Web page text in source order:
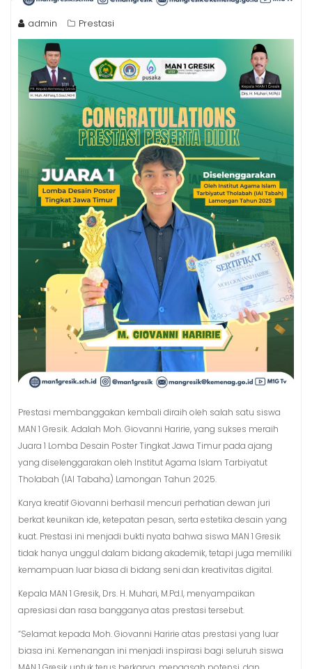
admin Prestasi
Prestasi membanggakan kembali diraih oleh salah satu siswa
MAN 1 Gresik. Adalah Moh. Giovanni Haririe, yang sukses meraih
Juara 1 Lomba Desain Poster Tingkat Jawa Timur pada ajang
yang diselenggarakan oleh Institut Agama Islam Tarbiyatut
Tholabah (IAI Tabaha) Lamongan Tahun 2025.
Karya kreatif Giovanni berhasil mencuri perhatian dewan juri
berkat keunikan ide, ketepatan pesan, serta estetika desain yang
kuat. Prestasi ini menjadi bukti nyata bahwa siswa MAN 1 Gresik
tidak hanya unggul dalam bidang akademik, tetapi juga memiliki
kemampuan luar biasa di bidang seni dan kreativitas digital.
Kepala MAN 1 Gresik, Drs. H. Muhari, M.Pd.I, menyampaikan
apresiasi dan rasa bangganya atas prestasi tersebut.
“Selamat kepada Moh. Giovanni Haririe atas prestasi yang luar
biasa ini. Kemenangan ini menjadi inspirasi bagi seluruh siswa